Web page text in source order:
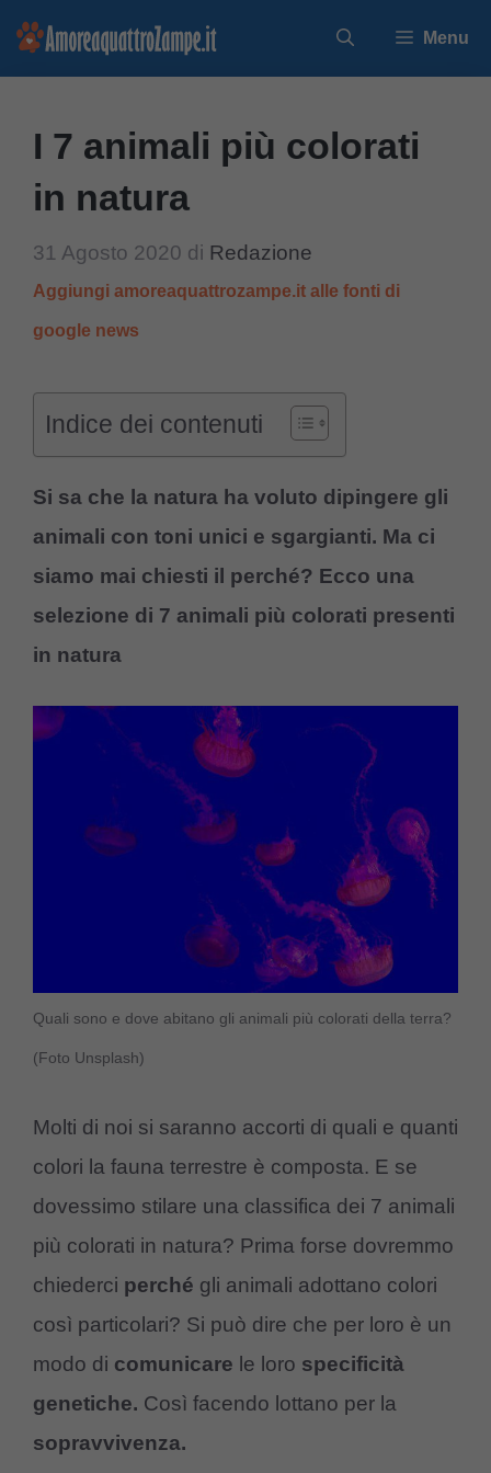
Vai
Menu
I 7 animali più colorati
in natura
31 Agosto 2020 di Redazione
Aggiungi amoreaquattrozampe.it alle fonti di
google news
Indice dei contenuti
Si sa che la natura ha voluto dipingere gli
animali con toni unici e sgargianti. Ma ci
siamo mai chiesti il perché? Ecco una
selezione di 7 animali più colorati presenti
in natura
Quali sono e dove abitano gli animali più colorati della terra?
(Foto Unsplash)
Molti di noi si saranno accorti di quali e quanti
colori la fauna terrestre è composta. E se
dovessimo stilare una classifica dei 7 animali
più colorati in natura? Prima forse dovremmo
chiederci perché gli animali adottano colori
così particolari? Si può dire che per loro è un
modo di comunicare le loro specificità
genetiche. Così facendo lottano per la
sopravvivenza.